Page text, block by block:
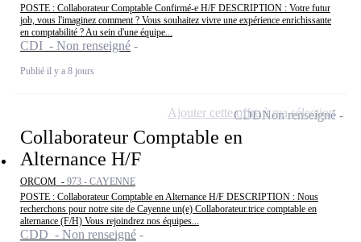
POSTE : Collaborateur Comptable Confirmé-e H/F DESCRIPTION : Votre futur
job, vous l'imaginez comment ? Vous souhaitez vivre une expérience enrichissante
en comptabilité ? Au sein d'une équipe...
CDI - Non renseigné
Publié il y a 8 jours
Collaborateur Comptable en
Alternance H/F
ORCOM - 973 - CAYENNE
POSTE : Collaborateur Comptable en Alternance H/F DESCRIPTION : Nous
recherchons pour notre site de Cayenne un(e) Collaborateur.trice comptable en
alternance (F/H) Vous rejoindrez nos équipes...
CDD - Non renseigné
CDDNon renseigné
Ajouter cette offre à ma sélection